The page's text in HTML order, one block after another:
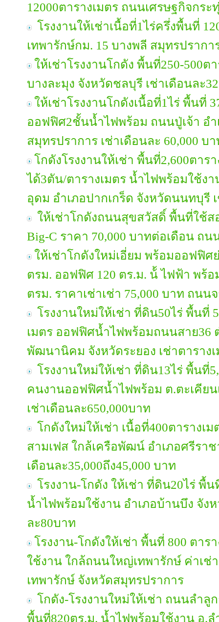
12000ตารางเมตร ถนนเศรษฐกิจกร
โรงงานให้เช่าเนื้อที่1ไร่ครึ่งพื้นที่
เทพารักษ์กม. 15 บางพลี สมุทรปรากา
ให้เช่าโรงงานโกดัง พื้นที่250-500ต
บางละมุง จังหวัดชลบุรี เช่าเดือนละ
ให้เช่าโรงงานโกดังเนื้อที่1ไร่ พื้นที่
ออฟฟิศ2ชั้นน้ำไฟพร้อม ถนนปู่เจ้า อำ
สมุทรปราการ เช่าเดือนละ 60,000 บ
โกดังโรงงานให้เช่า พื้นที่2,600ตาร
ได้3ตัน/ตารางเมตร น้ำไฟพร้อมใช้ง
อุดม อำเภอปากเกร็ด จังหวัดนนทบุรี
ให้เช่าโกดังถนนสุขสวัสดิ์ พื้นที่ใช้ส
Big-C ราคา 70,000 บาทต่อเดือน ถ
ให้เช่าโกดังใหม่เอี่ยม พร้อมออฟฟิ
ตรม. ออฟฟิศ 120 ตร.ม. น้้ ไฟฟ้า พร้
ตรม. ราคาเช่าเช่า 75,000 บาท ถนน
โรงงานใหม่ให้เช่า ที่ดิน50ไร่ พื้นที่
เมตร ออฟฟิศน้ำไฟพร้อมถนนสาย36
พัฒนานิคม จังหวัดระยอง เช่าตาราง
โรงงานใหม่ให้เช่า ที่ดิน13ไร่ พื้นที่
คนงานออฟฟิศน้ำไฟพร้อม ต.ตะเคียน
เช่าเดือนละ650,000บาท
โกดังใหม่ให้เช่า เนื้อที่400ตารางเ
สามเฟส ใกล้เครือพัฒน์ อำเภอศรีรา
เดือนละ35,000ถึง45,000 บาท
โรงงาน-โกดัง ให้เช่า ที่ดิน20ไร่ พื้
น้ำไฟพร้อมใช้งาน อำเภอบ้านบึง จัง
ละ80บาท
โรงงาน-โกดังให้เช่า พื้นที่ 800 ตา
ใช้งาน ใกล้ถนนใหญ่เทพารักษ์ ค่าเช่
เทพารักษ์ จังหวัดสมุทรปราการ
โกดัง-โรงงานใหม่ให้เช่า ถนนลำลู
พื้นที่820ตร.ม. น้ำไฟพร้อมใช้งาน อ.